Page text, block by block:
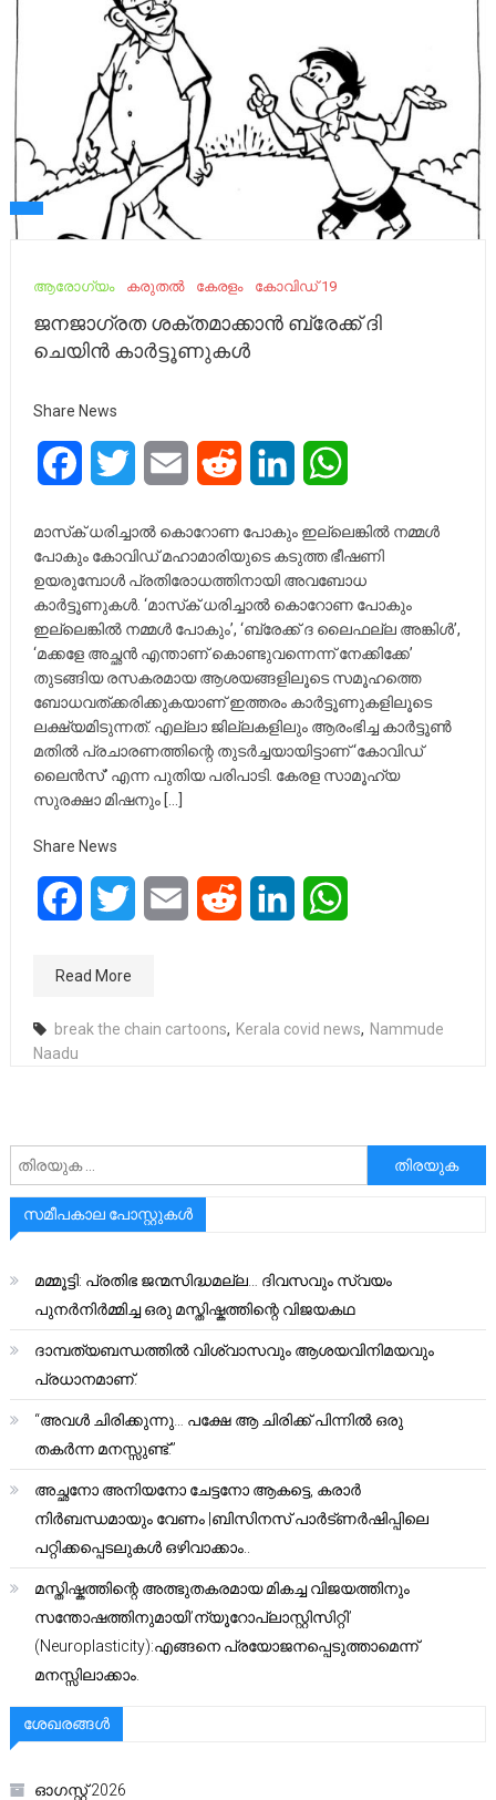
ആരോഗ്യം കരുതൽ കേരളം കോവിഡ് 19
ജനജാഗ്രത ശക്തമാക്കാന്‍ ബ്രേക്ക് ദി
ചെയിന്‍ കാര്‍ട്ടൂണുകള്‍
Share News
FacebookTwitter Email Reddit LinkedIn
മാസ്‌ക് ധരിച്ചാല്‍ കൊറോണ പോകും ഇല്ലെങ്കില്‍ നമ്മള്‍
പോകും കോവിഡ് മഹാമാരിയുടെ കടുത്ത ഭീഷണി
ഉയരുമ്പോള്‍ പ്രതിരോധത്തിനായി അവബോധ
കാര്‍ട്ടൂണുകള്‍. ‘മാസ്‌ക് ധരിച്ചാല്‍ കൊറോണ പോകും
ഇല്ലെങ്കില്‍ നമ്മള്‍ പോകും’, ‘ബ്രേക്ക് ദ ലൈഫല്ല അങ്കിള്‍’,
‘മക്കളേ അച്ഛന്‍ എന്താണ് കൊണ്ടുവന്നെന്ന് നേക്കിക്കേ’
തുടങ്ങിയ രസകരമായ ആശയങ്ങളിലൂടെ സമൂഹത്തെ
ബോധവത്ക്കരിക്കുകയാണ് ഇത്തരം കാര്‍ട്ടൂണുകളിലൂടെ
ലക്ഷ്യമിടുന്നത്. എല്ലാ ജില്ലകളിലും ആരംഭിച്ച കാര്‍ട്ടൂണ്‍
മതില്‍ പ്രചാരണത്തിന്റെ തുടര്‍ച്ചയായിട്ടാണ് ‘കോവിഡ്
ലൈന്‍സ്’ എന്ന പുതിയ പരിപാടി. കേരള സാമൂഹ്യ
സുരക്ഷാ മിഷനും […]
Share News
FacebookTwitter Email Reddit LinkedIn
Read More
break the chain cartoons, Kerala covid news, Nammude
Naadu
അനേഷിക്കുക
സമീപകാല പോസ്റ്റുകൾ
മമ്മൂട്ടി: പ്രതിഭ ജന്മസിദ്ധമല്ല… ദിവസവും സ്വയം
പുനർനിർമ്മിച്ച ഒരു മസ്തിഷ്കത്തിന്റെ വിജയകഥ
ദാമ്പത്യബന്ധത്തിൽ വിശ്വാസവും ആശയവിനിമയവും
പ്രധാനമാണ്.
“അവൾ ചിരിക്കുന്നു… പക്ഷേ ആ ചിരിക്ക് പിന്നിൽ ഒരു
തകർന്ന മനസ്സുണ്ട്.”
അച്ഛനോ അനിയനോ ചേട്ടനോ ആകട്ടെ, കരാർ
നിർബന്ധമായും വേണം |ബിസിനസ് പാർട്ണർഷിപ്പിലെ
പറ്റിക്കപ്പെടലുകൾ ഒഴിവാക്കാം..
മസ്തിഷ്കത്തിന്റെ അത്ഭുതകരമായ മികച്ച വിജയത്തിനും
സന്തോഷത്തിനുമായി’ന്യൂറോപ്ലാസ്റ്റിസിറ്റി’
(Neuroplasticity):എങ്ങനെ പ്രയോജനപ്പെടുത്താമെന്ന്
മനസ്സിലാക്കാം.
ശേഖരങ്ങൾ
ഓഗസ്റ്റ്‌ 2026